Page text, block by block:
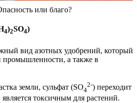
или благо?
4)2SO4)
вид азотных удобрений, который
промышленности, а также в
земли, сульфат (SO4
2-) переходит
токсичным для растений.